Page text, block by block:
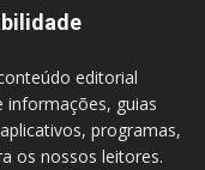
editorial
informações, guias
programas,
os nossos leitores.